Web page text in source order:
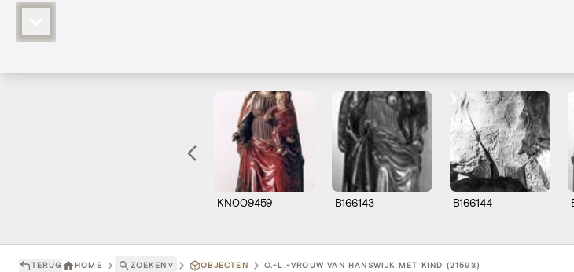
KN009459 B166143 B166144
TERUG HOME ZOEKEN ˅ OBJECTEN O.-L.-VROUW VAN HANSWIJK MET KIND (21593)